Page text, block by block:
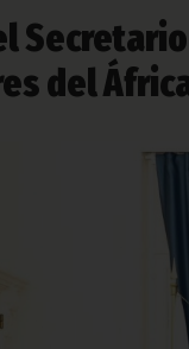
Secretario
del